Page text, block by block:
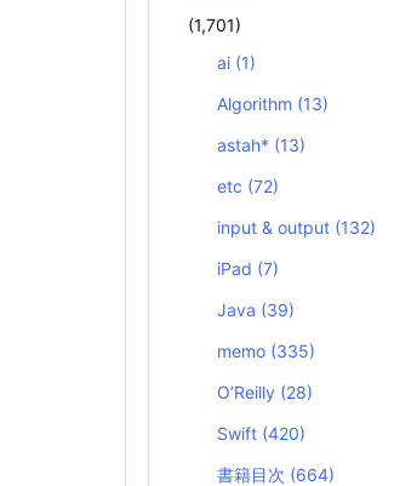
(1,701)
ai (1)
Algorithm (13)
astah* (13)
etc (72)
input & output (132)
iPad (7)
Java (39)
memo (335)
O’Reilly (28)
Swift (420)
書籍目次 (664)